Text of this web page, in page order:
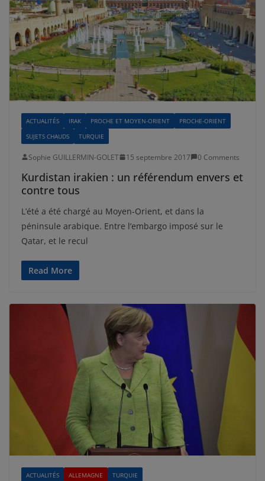
ACTUALITÉS IRAK PROCHE ET MOYEN-ORIENT
PROCHE-ORIENT
SUJETS CHAUDS
TURQUIE
Sophie GUILLERMIN-GOLET 15 septembre 2017 0 Comments
Kurdistan irakien : un référendum envers et
contre tous
L’été a été chargé au Moyen-Orient, et dans la
péninsule arabique. Entre l’embargo imposé sur le
Qatar, et le recul
Read More
ACTUALITÉS ALLEMAGNE TURQUIE